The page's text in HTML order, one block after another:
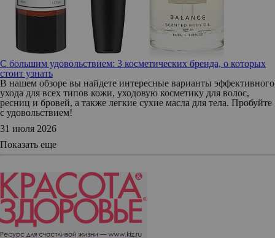
С большим удовольствием: 3 косметических бренда, о которых
стоит узнать
В нашем обзоре вы найдете интересные варианты эффективного
ухода для всех типов кожи, уходовую косметику для волос,
ресниц и бровей, а также легкие сухие масла для тела. Пробуйте
с удовольствием!
31 июля 2026
Показать еще